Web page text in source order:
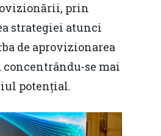
prin
strategiei atunci
de aprovizionarea
concentrându-se mai
potențial.